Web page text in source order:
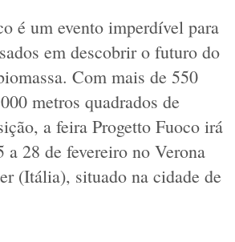
é um evento imperdível para
em descobrir o futuro do
Com mais de 550
metros quadrados de
a feira Progetto Fuoco irá
a 28 de fevereiro no Verona
(Itália), situado na cidade de